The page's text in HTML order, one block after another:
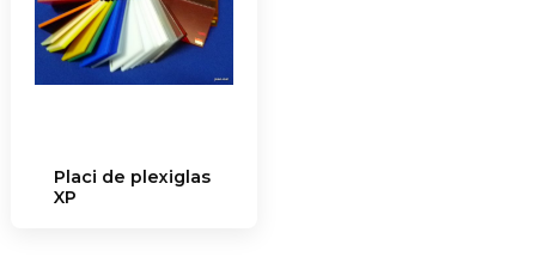
Placi de plexiglas
XP